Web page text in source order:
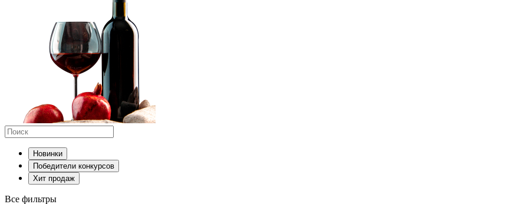
Новинки
Победители конкурсов
Хит продаж
Все фильтры